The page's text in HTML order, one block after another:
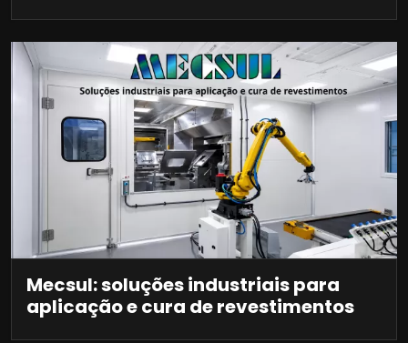
Mecsul: soluções industriais para
aplicação e cura de revestimentos